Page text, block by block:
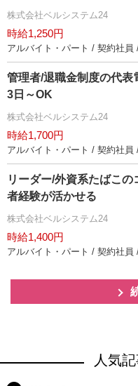
株式会社ベルシステム24
時給1,250円
アルバイト・パート / 契約社員
管理者/退職金制度の代表
3日～OK
株式会社ベルシステム24
時給1,700円
アルバイト・パート / 契約社員
リーダー/外資系たばこ
者経験が活かせる
株式会社ベルシステム24
時給1,400円
アルバイト・パート / 契約社員
人気